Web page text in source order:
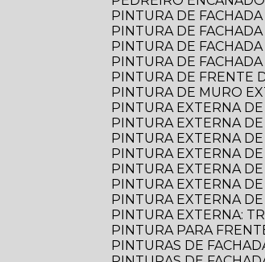
PINTURA DE
PINTURA DE
PINTURA DE
PINTURA DE
PINTURA DE FRENTE
PINTURA DE MURO
PINTURA EXTERNA
PINTURA EXTERNA
PINTURA EXTERNA
PINTURA EXTERNA
PINTURA EXTERNA
PINTURA EXTERNA
PINTURA EXTERNA
PINTURA EXTERNA:
PINTURA PARA
PINTURAS DE